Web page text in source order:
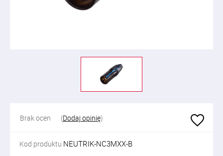
Brak ocen (Dodaj opinię)
Kod produktu NEUTRIK-NC3MXX-B